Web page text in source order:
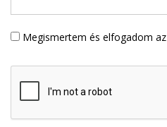
Megismertem és elfogadom az